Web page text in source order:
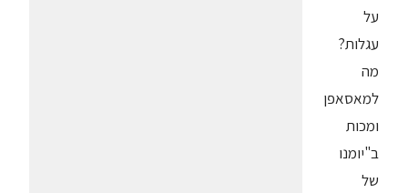
על
עגלות?
מה
למאסאפן
ומכות
ב"יומנו
של